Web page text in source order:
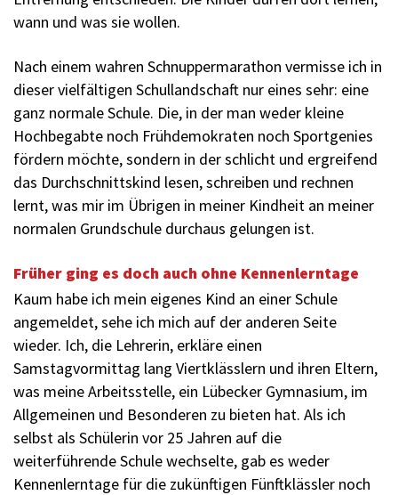
wann und was sie wollen.
Nach einem wahren Schnuppermarathon vermisse ich in
dieser vielfältigen Schullandschaft nur eines sehr: eine
ganz normale Schule. Die, in der man weder kleine
Hochbegabte noch Frühdemokraten noch Sportgenies
fördern möchte, sondern in der schlicht und ergreifend
das Durchschnittskind lesen, schreiben und rechnen
lernt, was mir im Übrigen in meiner Kindheit an meiner
normalen Grundschule durchaus gelungen ist.
Früher ging es doch auch ohne Kennenlerntage
Kaum habe ich mein eigenes Kind an einer Schule
angemeldet, sehe ich mich auf der anderen Seite
wieder. Ich, die Lehrerin, erkläre einen
Samstagvormittag lang Viertklässlern und ihren Eltern,
was meine Arbeitsstelle, ein Lübecker Gymnasium, im
Allgemeinen und Besonderen zu bieten hat. Als ich
selbst als Schülerin vor 25 Jahren auf die
weiterführende Schule wechselte, gab es weder
Kennenlerntage für die zukünftigen Fünftklässler noch